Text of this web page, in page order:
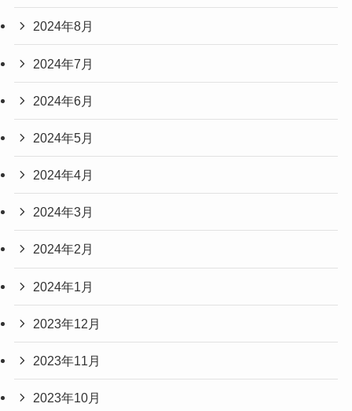
2024年8月
2024年7月
2024年6月
2024年5月
2024年4月
2024年3月
2024年2月
2024年1月
2023年12月
2023年11月
2023年10月